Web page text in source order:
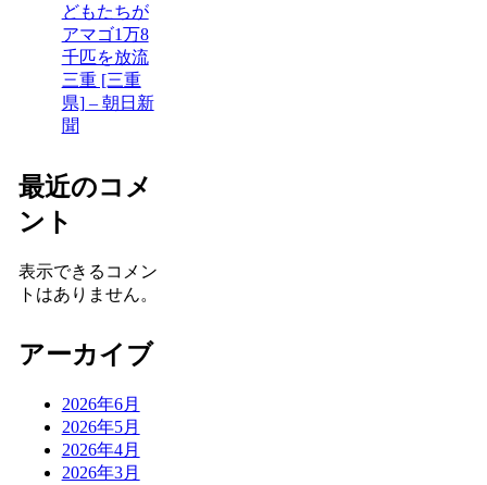
どもたちが
アマゴ1万8
千匹を放流
三重 [三重
県] – 朝日新
聞
最近のコメ
ント
表示できるコメン
トはありません。
アーカイブ
2026年6月
2026年5月
2026年4月
2026年3月